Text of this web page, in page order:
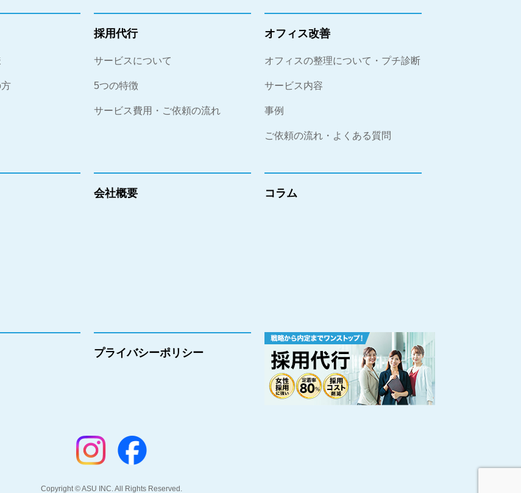
採⽤代⾏
サービスについて
5つの特徴
サービス費⽤・ご依頼の流れ
オフィス改善
オフィスの整理について・プチ診断
サービス内容
事例
ご依頼の流れ・よくある質問
会社概要 コラム
プライバシーポリシー
Copyright © ASU INC. All Rights Reserved.